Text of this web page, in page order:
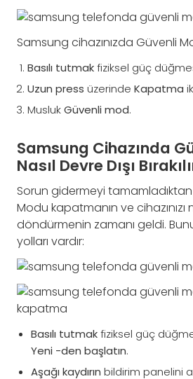
Samsung cihazınızda Güvenli
Basılı tutmakfiziksel güç
Uzun press üzerinde Kapatma
MuslukGüvenli mod.
Samsung Cihazında
Nasıl Devre Dışı
Sorun gidermeyi
Modu kapatmanın ve cihazınızı
döndürmenin zamanı geldi.
yolları vardır:
Basılı tutmakfiziksel güç
Yeni -den başlatın.
Aşağı kaydırın bildirim panelini